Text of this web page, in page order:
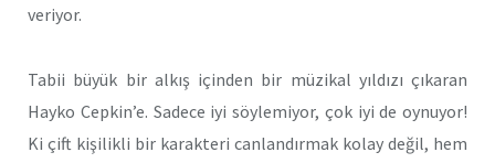
veriyor.
Tabii büyük bir alkış içinden bir müzikal yıldızı çıkaran
Hayko Cepkin’e. Sadece iyi söylemiyor, çok iyi de oynuyor!
Ki çift kişilikli bir karakteri canlandırmak kolay değil, hem